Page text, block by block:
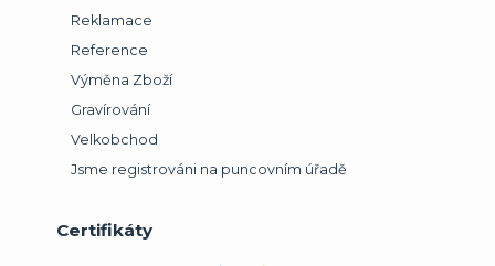
Reklamace
Reference
Výměna Zboží
Gravírování
Velkobchod
Jsme registrováni na puncovním úřadě
Certifikáty